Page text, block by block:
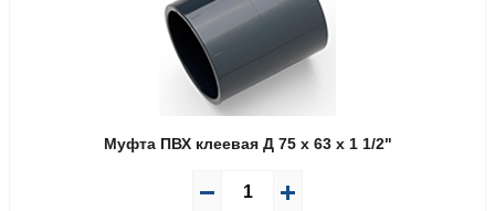
Муфта ПВХ клеевая Д 75 x 63 x 1 1/2"